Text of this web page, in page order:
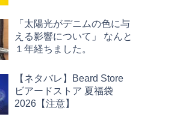
「太陽光がデニムの色に与
える影響について」 なんと
１年経ちました。
【ネタバレ】Beard Store
ビアードストア 夏福袋
2026【注意】